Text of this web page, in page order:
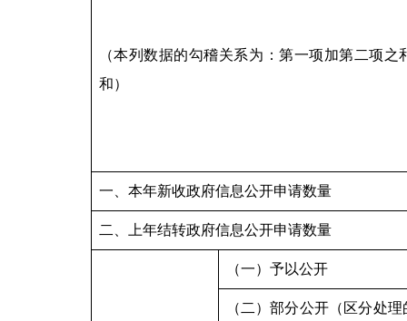
（本列数据的勾稽关系为：第一项加第二项
和）
一、本年新收政府信息公开申请数量
二、上年结转政府信息公开申请数量
（一）予以公开
（二）部分公开（区分处